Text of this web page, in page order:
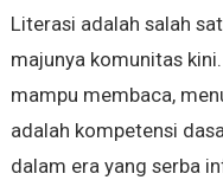
Literasi adalah salah
majunya komunitas
mampu membaca,
adalah kompetensi
dalam era yang serba